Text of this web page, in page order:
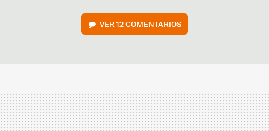
VER12 COMENTARIOS